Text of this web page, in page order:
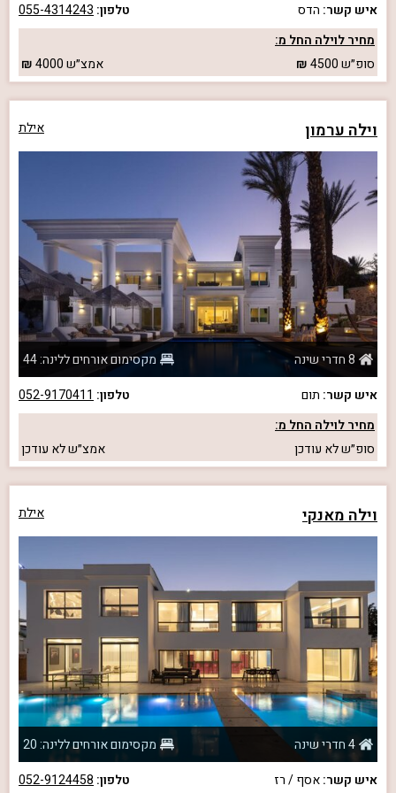
איש קשר: הדס טלפון: 055-4314243
מחיר לוילה החל מ:
סופ״ש4500 אמצ״ש4000
וילה ערמון אילת
8 חדרי שינה
מקסימום אורחים ללינה: 44
איש קשר: תום טלפון: 052-9170411
מחיר לוילה החל מ:
סופ״שלא עודכן אמצ״שלא עודכן
וילה מאנקי אילת
4 חדרי שינה
מקסימום אורחים ללינה: 20
איש קשר:אסף / רז טלפון: 052-9124458